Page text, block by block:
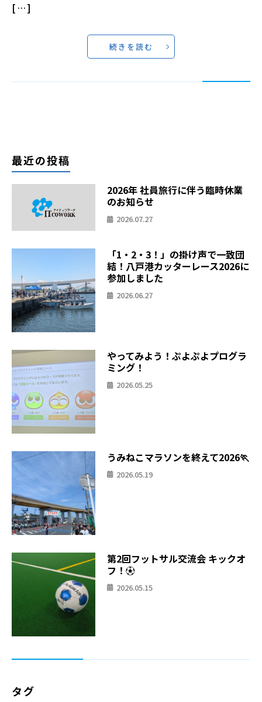
[…]
続きを読む
最近の投稿
2026年 社員旅行に伴う臨時休業
のお知らせ
2026.07.27
「1・2・3！」の掛け声で一致団
結！八戸港カッターレース2026に
参加しました
2026.06.27
やってみよう！ぷよぷよプログラ
ミング！
2026.05.25
うみねこマラソンを終えて2026🏃
2026.05.19
第2回フットサル交流会 キックオ
フ！⚽
2026.05.15
タグ